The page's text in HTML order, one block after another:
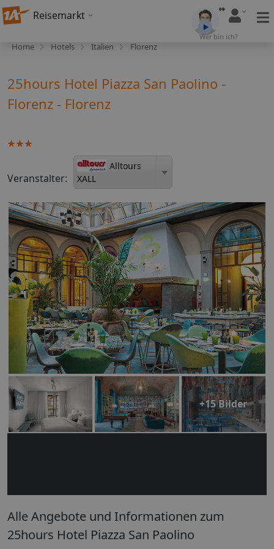
Reisemarkt
Wer bin ich?
Home Hotels Italien Florenz
25hours Hotel Piazza San Paolino -
Florenz - Florenz
Veranstalter:
Alltours
XALL
+15 Bilder
Alle Angebote und Informationen zum
25hours Hotel Piazza San Paolino